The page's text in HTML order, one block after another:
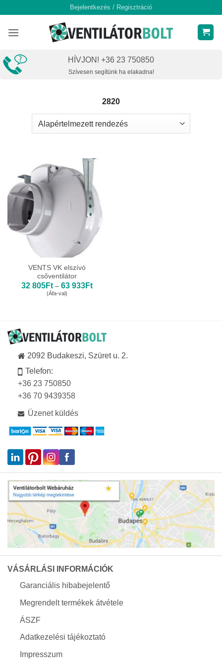
content
Bejelentkezés / Regisztráció
HÍVJON! +36 23 750850
Szívesen segítünk ha elakadna!
2820
VENTS VK elszívó
csőventilátor
32 805Ft – 63 933FtÁrtartomány:
(Áfa-val)
2092 Budakeszi, Szüret u. 2.
Telefon:
+36 23 750850
+36 70 9439358
Üzenet küldés
VÁSÁRLÁSI INFORMÁCIÓK
Garanciális hibabejelentő
Megrendelt termékek átvétele
ÁSZF
Adatkezelési tájékoztató
Impresszum